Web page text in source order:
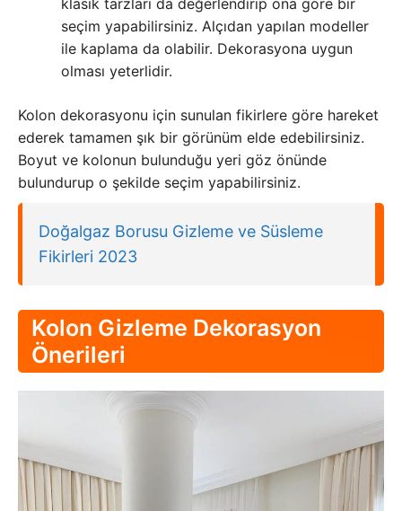
seçim yapabilirsiniz. Alçıdan yapılan modeller
ile kaplama da olabilir. Dekorasyona uygun
olması yeterlidir.
Kolon dekorasyonu için sunulan fikirlere göre hareket
ederek tamamen şık bir görünüm elde edebilirsiniz.
Boyut ve kolonun bulunduğu yeri göz önünde
bulundurup o şekilde seçim yapabilirsiniz.
Doğalgaz Borusu Gizleme ve Süsleme
Fikirleri 2023
Kolon Gizleme Dekorasyon
Önerileri